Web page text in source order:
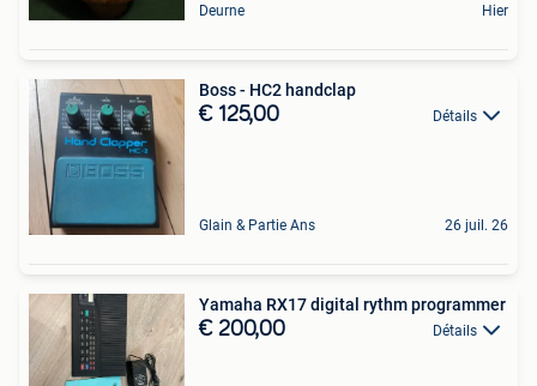
Deurne Hier
Boss - HC2 handclap
€ 125,00 Détails
Glain & Partie Ans 26 juil. 26
Yamaha RX17 digital rythm programmer
€ 200,00 Détails